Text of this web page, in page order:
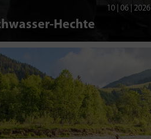
10 | 06 | 2026
Hechte